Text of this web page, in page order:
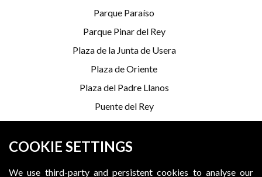
COOKIE SETTINGS
We use third-party and persistent cookies to analyse our
Parque Paraíso
Parque Pinar del Rey
Plaza de la Junta de Usera
Plaza de Oriente
Plaza del Padre Llanos
Puente del Rey
Serrería Belga
*Programming is subject to change